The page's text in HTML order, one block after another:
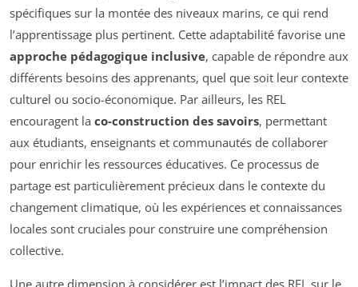
spécifiques sur la montée des niveaux marins, ce qui rend
l’apprentissage plus pertinent. Cette adaptabilité favorise une
approche pédagogique inclusive, capable de répondre aux
différents besoins des apprenants, quel que soit leur contexte
culturel ou socio-économique. Par ailleurs, les REL
encouragent la co-construction des savoirs, permettant
aux étudiants, enseignants et communautés de collaborer
pour enrichir les ressources éducatives. Ce processus de
partage est particulièrement précieux dans le contexte du
changement climatique, où les expériences et connaissances
locales sont cruciales pour construire une compréhension
collective.
Une autre dimension à considérer est l’impact des REL sur le